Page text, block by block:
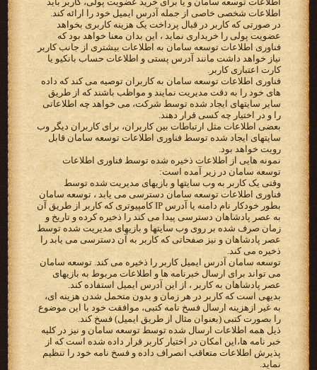
اطلاعات شخصی خاصی از جمله آدرس ایمیل خود را ارائه کند.
در صورتی که کاربر در قبال پرداخت یک هزینه کاربری بخواهد
عضویت پولی را خریداری نماید ، این بدان معنا خواهد بود که
فناوری اطلاعات توسعه سامان به اطلاعات بیشتری از جانب کاربر
نیاز خواهد داشت مانند آدرس پستی و اطلاعات حساب بانکیو یا
کارت اعتباری کاربر.
فناوری اطلاعات توسعه سامان به کاربران توصیه می کند که داده
های خود را به دقت مدیریت نمایند و مواظب باشند که از طریق
سایر سایتهای ایجاد شده توسط شرکت، می خواهد چه اطلاعاتی
را و در اختیار چه کسی قرار دهند.
بعضی اطلاعات مثل ارتباطات بین کاربران، برای کاربران دیگر وب
سایتهای ایجاد شده توسط فناوری اطلاعات توسعه سامان قابل
رویت خواهد بود.
نمونه هایی از اطلاعات ذخیره شده توسط فناوری اطلاعات
توسعه سامان در زیر آمده است:
وقتی یک کاربر به وب سایتها و بازیهای مدیریت شده توسط
فناوری اطلاعات توسعه سامان دسترسی می یابد ، توسعه سامان
بطور خودکار نام دامنه یا آدرس IP کامپیوتری که کاربر از طریق آن
به عصر پادشاهان دسترسی پیدا می کند را ذخیره کرده و تاریخ و
زمان صرف شده بر روی وب سایتها و بازیهای مدیریت شده توسط
عصر پادشاهان و نیز صفحاتی که کاربر به آن دسترسی می یابد را
ذخیره می کند.
توسعه سامان آدرس ایمیل کاربر را ذخیره می کند. توسعه سامان
می تواند برای ارسال خبرنامه ها و اطلاعات مربوط به بازیهای
عصر پادشاهان به کاربر ، از این آدرس ایمیل استفاده کند.
بدیهی است که کاربر در هر زمان و بدون متحمل شدن هزینه ای،
به غیر ازهزینه ارسال فسخ نامه کتبی، موافقت خود با این موضوع
را بصورت کتبی (بعنوان مثال از طریق ایمیل) فسخ کند.
ذیل همه اطلاعات ارسال شده توسط توسعه سامان و نیز در کلیه
خبر نامه ها،‌این امکان در اختیار کاربر قرار داده شده است که از
پذیرش اطلاعات متعاقب انصراف داده و فسخ نامه خود را تنظیم
نماید.